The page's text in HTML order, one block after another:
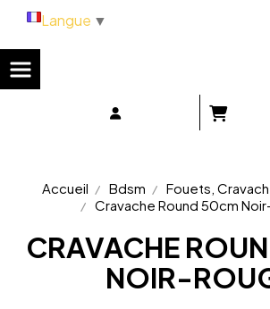
Accueil Bdsm
Fouets,
Cravache Round 50cm
CRAVACHE
NOIR-
Langue ▼